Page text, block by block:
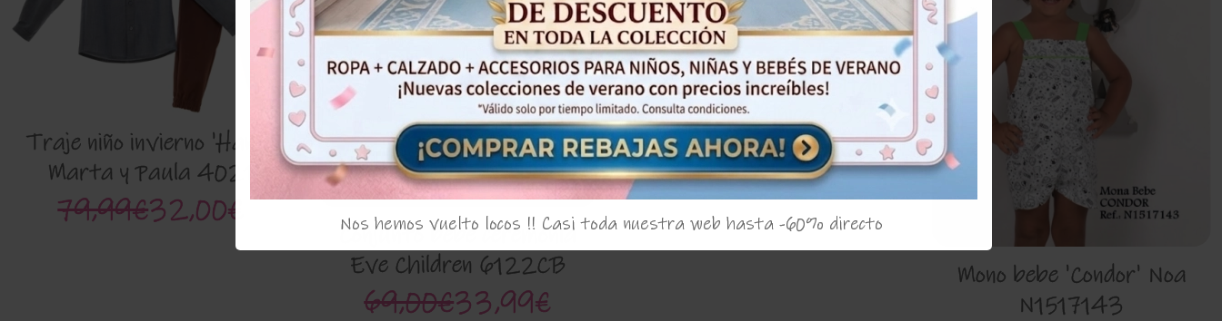
Traje niño invierno 'Hanoi'
Marta y Paula 4021
79,99€32,00€
Conjunto bebe ceremonia
Eve Children 6122CB
69,00€33,99€
Boxer niño baño 'capitan
nemo' La Martinica 8395-P
27,80€12,99€
Mono bebe 'Condor' Noa
N1517143
Nos hemos vuelto locos !! Casi toda nuestra web hasta -60% directo